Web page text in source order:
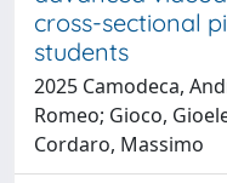
cross-sectional
students
2025 Camodeca,
Romeo; Gioco,
Cordaro, Massimo